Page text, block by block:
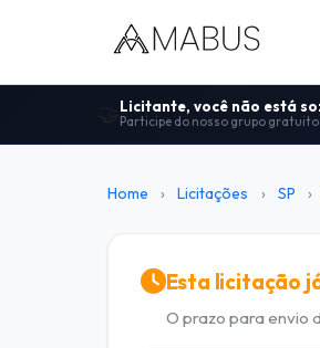
Licitante, você não está
Participe do nosso grupo
Home › Licitações › SP ›
Esta licitação
O prazo para envio